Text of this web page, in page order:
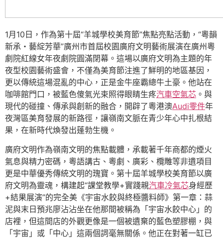
1月10日，作為第十屆“羊城學校美育節”焦點亮點活動，“粵韻
新承・藝綻芳華”廣州市首屆校園廣府文明藝術展演在廣州粵
劇院紅線女年夜劇院圓滿閉幕。這場以廣府文明為主題的年
夜型校園藝術盛會，不僅為美育節注進了鮮明的地區基因，
更以傳統這場混亂的中心，正是金牛座霸總牛土豪。他站在
咖啡館門口，被藍色傻氣光束照得眼睛生疼汽車空氣芯 。與
現代的碰撞、傳承與創新的融合，開辟了粵港澳Audi零件年
夜灣區美育發展的新路徑，讓嶺南文脈在青少年心中扎根結
果，在新時代煥發出蓬勃生機。
廣府文明作為嶺南文明的焦點載體，承載著千年商都的煙火
氣息與精力密碼，粵語講古、粵劇、廣彩、欖雕等非遺項目
更是中華優秀傳統文明的瑰寶。第十屆羊城學校美育節以廣
府文明為靈魂，構建起“課堂教學+實踐親汽車冷氣芯身經歷
+結果展演”的完全美《宇宙水餃與終極醬料師》第一章：蒜
泥與末日預兆廖沾沾坐在他那間被稱為「宇宙水餃中心」的
店裡，但這間店的外觀更像是一個被遺棄的藍色塑膠棚，與
「宇宙」或「中心」這兩個詞毫無關係。他正在對著一缸已